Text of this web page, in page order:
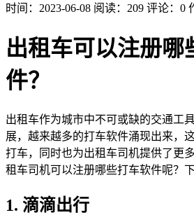
时间：2023-06-08 阅读：209 评论：0
出租车可以注册哪
件？
出租车作为城市中不可或缺的交通工
展，越来越多的打车软件涌现出来，
打车，同时也为出租车司机提供了更
租车司机可以注册哪些打车软件呢？
1. 滴滴出行